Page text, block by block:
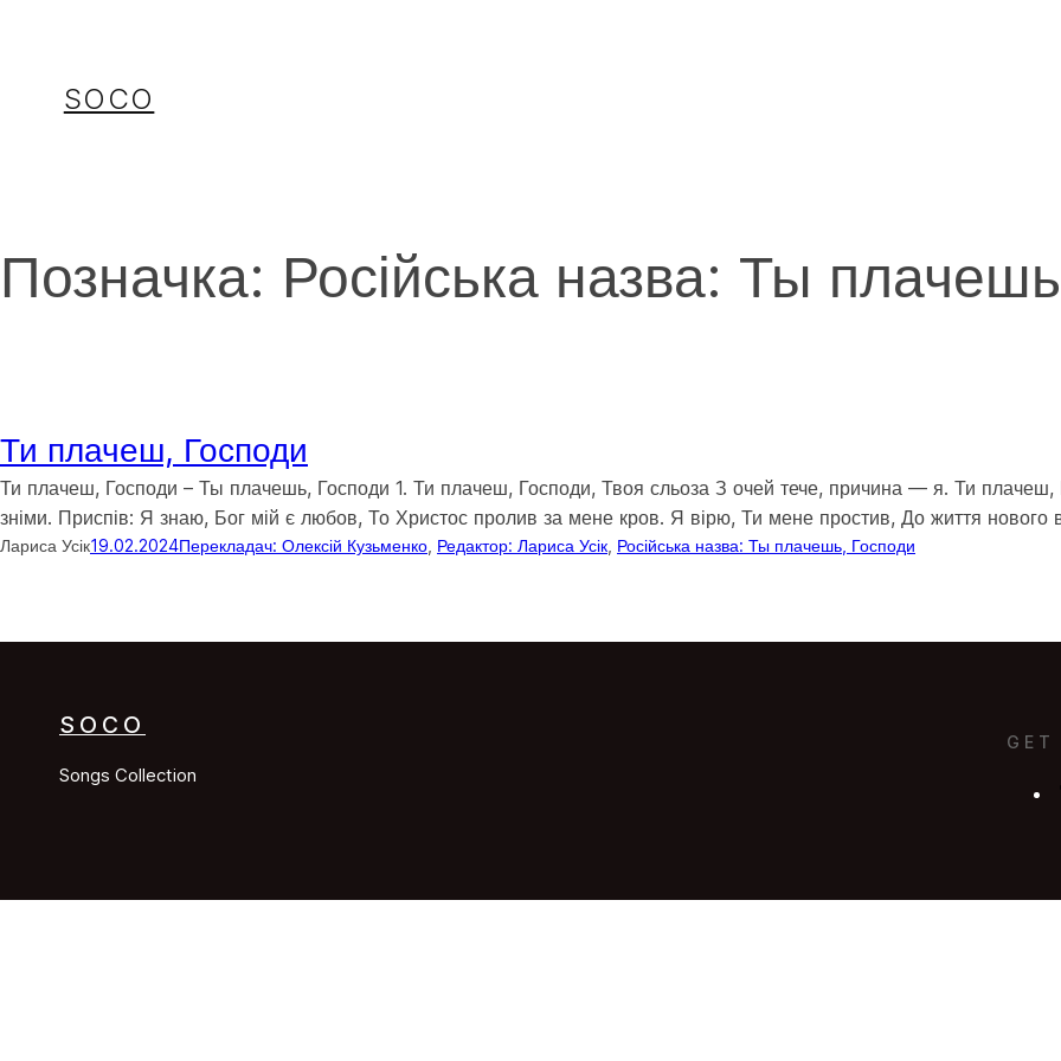
SOCO
Позначка: Російська назва: Ты
Ти плачеш, Господи
Ти плачеш, Господи – Ты плачешь, Господи 1. Ти плачеш, Господи, Твоя сльоза З очей тече, причина — я. Ти плачеш,
зніми. Приспів: Я знаю, Бог мій є любов, То Христос пролив за мене кров. Я вірю, Ти мене простив, До життя нового
Лариса Усік19.02.2024Перекладач: Олексій Кузьменко Редактор: Лариса Усік Російська назва: Ты плачешь, Господи
SOCO
Songs Collection
GET